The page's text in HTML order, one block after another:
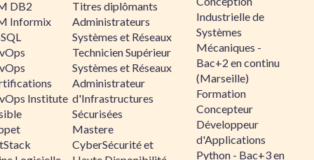
DB2
Informix
Institute
Titres diplômants
Administrateurs
Systèmes et Réseaux
Technicien Supérieur
Systèmes et Réseaux
Administrateur
d'Infrastructures
Sécurisées
Mastere
CyberSécurité et
Industrielle de
Systèmes
Mécaniques -
Bac+2 en continu
(Marseille)
Formation
Concepteur
Développeur
d'Applications
Python - Bac+3 en